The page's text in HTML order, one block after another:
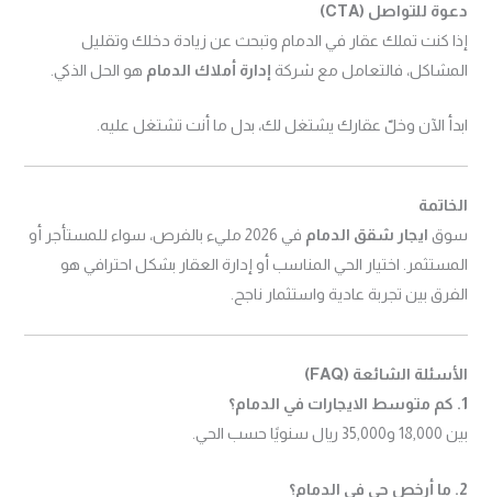
دعوة للتواصل (CTA)
إذا كنت تملك عقار في الدمام وتبحث عن زيادة دخلك وتقليل
المشاكل، فالتعامل مع شركة إدارة أملاك الدمام هو الحل الذكي.
ابدأ الآن وخلّ عقارك يشتغل لك، بدل ما أنت تشتغل عليه.
الخاتمة
سوق ايجار شقق الدمام
في 2026 مليء بالفرص، سواء للمستأجر أو
المستثمر. اختيار الحي المناسب أو إدارة العقار بشكل احترافي هو
الفرق بين تجربة عادية واستثمار ناجح.
الأسئلة الشائعة (FAQ)
1. كم متوسط الايجارات في الدمام؟
بين 18,000 و35,000 ريال سنويًا حسب الحي.
2. ما أرخص حي في الدمام؟